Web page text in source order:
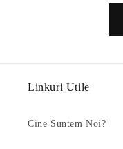
Linkuri Utile
Cine Suntem Noi?